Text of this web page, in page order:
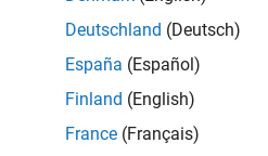
Deutschland (Deutsch)
España (Español)
Finland (English)
France (Français)